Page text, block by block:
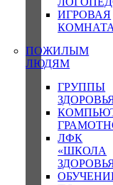
ИГРОВАЯ
ПОЖИЛЫМ
ЛЮДЯМ
ГРУППЫ
ЛФК
«ШКОЛА